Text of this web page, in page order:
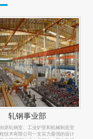
规划建筑事业部，现有工程
教授级高工2人，高级职称32